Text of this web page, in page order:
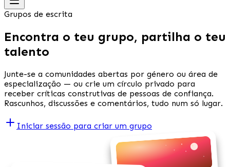
Grupos de escrita
Encontra o teu grupo, partilha o teu
talento
Junte-se a comunidades abertas por género ou área de
especialização — ou crie um círculo privado para
receber críticas construtivas de pessoas de confiança.
Rascunhos, discussões e comentários, tudo num só lugar.
Iniciar sessão para criar um grupo